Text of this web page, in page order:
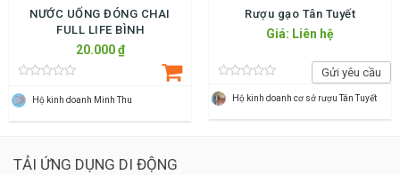
NƯỚC UỐNG ĐÓNG CHAI
FULL LIFE BÌNH
20.000 ₫
Hộ kinh doanh Minh Thu
Rượu gạo Tân Tuyết
Giá: Liên hệ
Gửi yêu cầu
Hộ kinh doanh cơ sở rượu Tân Tuyết
TẢI ỨNG DỤNG DI ĐỘNG